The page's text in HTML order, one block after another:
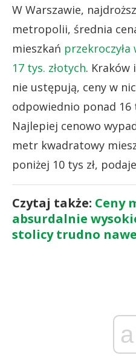
W Warszawie,
metropolii, średnia
mieszkań
17 tys. złotych. Kraków
nie ustępują, ceny w
odpowiednio ponad 16
Najlepiej cenowo
metr kwadratowy
poniżej 10 tys zł,
Czytaj także: Ceny
absurdalnie
stolicy trudno